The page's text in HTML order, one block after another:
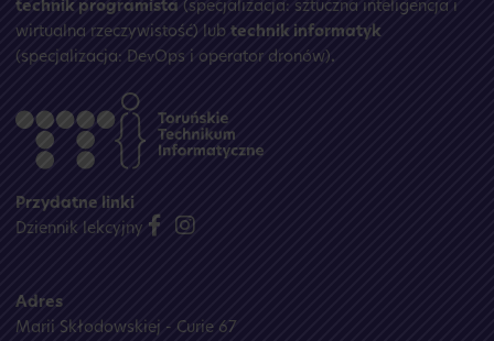
technik programista (specjalizacja: sztuczna inteligencja i
wirtualna rzeczywistość) lub technik informatyk
(specjalizacja: DevOps i operator dronów).
Przydatne linki
Dziennik lekcyjny
Adres
Marii Skłodowskiej - Curie 67